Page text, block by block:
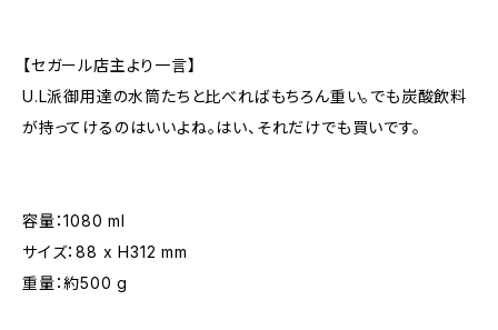
【セガール店主より一言】
U.L派御用達の水筒たちと比べればもちろん重い。でも炭酸飲料
が持ってけるのはいいよね。はい、それだけでも買いです。
容量：1080 ml
サイズ：88 x H312 mm
重量：約500 g